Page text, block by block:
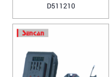
D511210